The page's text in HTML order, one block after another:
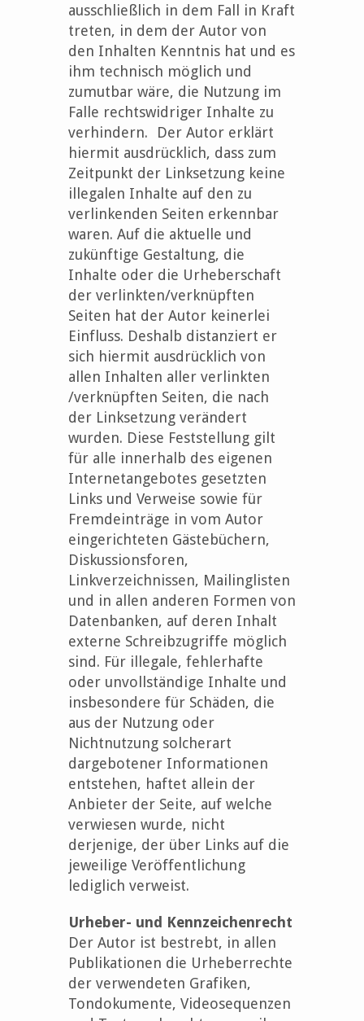
ausschließlich in dem Fall in Kraft
treten, in dem der Autor von
den Inhalten Kenntnis hat und es
ihm technisch möglich und
zumutbar wäre, die Nutzung im
Falle rechtswidriger Inhalte zu
verhindern. Der Autor erklärt
hiermit ausdrücklich, dass zum
Zeitpunkt der Linksetzung keine
illegalen Inhalte auf den zu
verlinkenden Seiten erkennbar
waren. Auf die aktuelle und
zukünftige Gestaltung, die
Inhalte oder die Urheberschaft
der verlinkten/verknüpften
Seiten hat der Autor keinerlei
Einfluss. Deshalb distanziert er
sich hiermit ausdrücklich von
allen Inhalten aller verlinkten
/verknüpften Seiten, die nach
der Linksetzung verändert
wurden. Diese Feststellung gilt
für alle innerhalb des eigenen
Internetangebotes gesetzten
Links und Verweise sowie für
Fremdeinträge in vom Autor
eingerichteten Gästebüchern,
Diskussionsforen,
Linkverzeichnissen, Mailinglisten
und in allen anderen Formen von
Datenbanken, auf deren Inhalt
externe Schreibzugriffe möglich
sind. Für illegale, fehlerhafte
oder unvollständige Inhalte und
insbesondere für Schäden, die
aus der Nutzung oder
Nichtnutzung solcherart
dargebotener Informationen
entstehen, haftet allein der
Anbieter der Seite, auf welche
verwiesen wurde, nicht
derjenige, der über Links auf die
jeweilige Veröffentlichung
lediglich verweist.
Urheber- und Kennzeichenrecht
Der Autor ist bestrebt, in allen
Publikationen die Urheberrechte
der verwendeten Grafiken,
Tondokumente, Videosequenzen